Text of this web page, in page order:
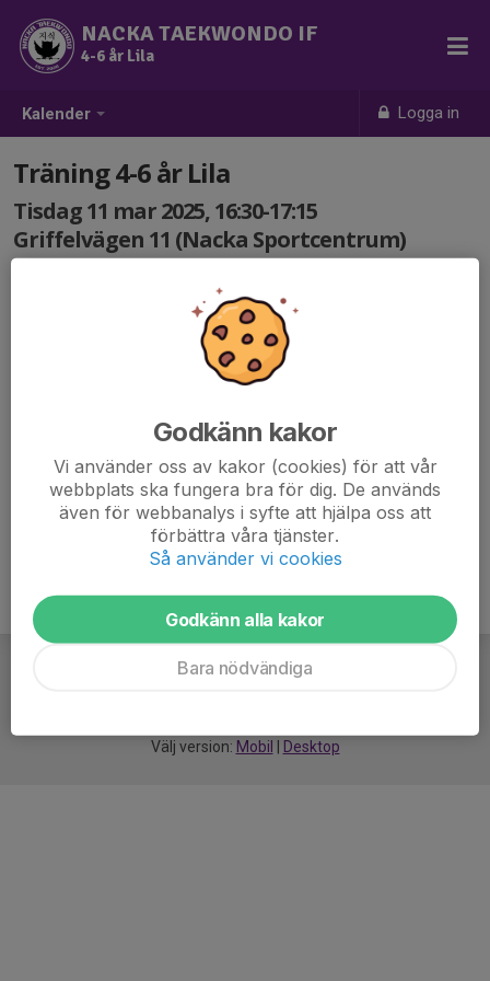
Kalender Logga in
NACKA TAEKWONDO IF
4-6 år Lila
Träning 4-6 år Lila
Tisdag 11 mar 2025, 16:30-17:15
Griffelvägen 11 (Nacka Sportcentrum)
Välj version: Mobil Desktop
Godkänn kakor
Vi använder oss av kakor (cookies) för att vår
webbplats ska fungera bra för dig. De används
även för webbanalys i syfte att hjälpa oss att
förbättra våra tjänster.
Så använder vi cookies
Godkänn alla kakor
Bara nödvändiga